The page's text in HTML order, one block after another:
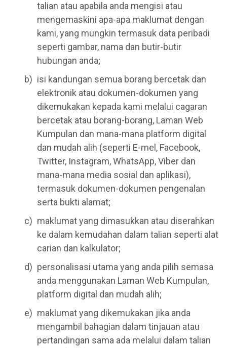
talian atau apabila anda mengisi atau
mengemaskini apa-apa maklumat dengan
kami, yang mungkin termasuk data peribadi
seperti gambar, nama dan butir-butir
hubungan anda;
isi kandungan semua borang bercetak dan
elektronik atau dokumen-dokumen yang
dikemukakan kepada kami melalui cagaran
bercetak atau borang-borang, Laman Web
Kumpulan dan mana-mana platform digital
dan mudah alih (seperti E-mel, Facebook,
Twitter, Instagram, WhatsApp, Viber dan
mana-mana media sosial dan aplikasi),
termasuk dokumen-dokumen pengenalan
serta bukti alamat;
maklumat yang dimasukkan atau diserahkan
ke dalam kemudahan dalam talian seperti alat
carian dan kalkulator;
personalisasi utama yang anda pilih semasa
anda menggunakan Laman Web Kumpulan,
platform digital dan mudah alih;
maklumat yang dikemukakan jika anda
mengambil bahagian dalam tinjauan atau
pertandingan sama ada melalui dalam talian